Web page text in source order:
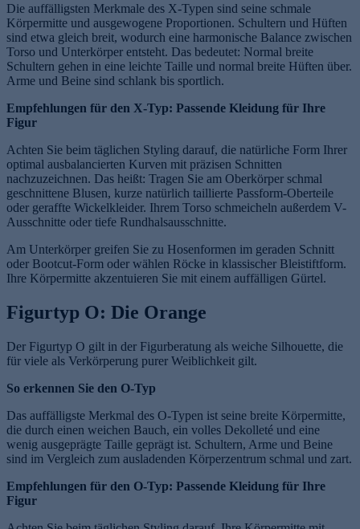
Die auffälligsten Merkmale des X-Typen sind seine schmale
Körpermitte und ausgewogene Proportionen. Schultern und Hüften
sind etwa gleich breit, wodurch eine harmonische Balance zwischen
Torso und Unterkörper entsteht. Das bedeutet: Normal breite
Schultern gehen in eine leichte Taille und normal breite Hüften über.
Arme und Beine sind schlank bis sportlich.
Empfehlungen für den X-Typ: Passende Kleidung für Ihre
Figur
Achten Sie beim täglichen Styling darauf, die natürliche Form Ihrer
optimal ausbalancierten Kurven mit präzisen Schnitten
nachzuzeichnen. Das heißt: Tragen Sie am Oberkörper schmal
geschnittene Blusen, kurze natürlich taillierte Passform-Oberteile
oder geraffte Wickelkleider. Ihrem Torso schmeicheln außerdem V-
Ausschnitte oder tiefe Rundhalsausschnitte.
Am Unterkörper greifen Sie zu Hosenformen im geraden Schnitt
oder Bootcut-Form oder wählen Röcke in klassischer Bleistiftform.
Ihre Körpermitte akzentuieren Sie mit einem auffälligen Gürtel.
Figurtyp O: Die Orange
Der Figurtyp O gilt in der Figurberatung als weiche Silhouette, die
für viele als Verkörperung purer Weiblichkeit gilt.
So erkennen Sie den O-Typ
Das auffälligste Merkmal des O-Typen ist seine breite Körpermitte,
die durch einen weichen Bauch, ein volles Dekolleté und eine
wenig ausgeprägte Taille geprägt ist. Schultern, Arme und Beine
sind im Vergleich zum ausladenden Körperzentrum schmal und zart.
Empfehlungen für den O-Typ: Passende Kleidung für Ihre
Figur